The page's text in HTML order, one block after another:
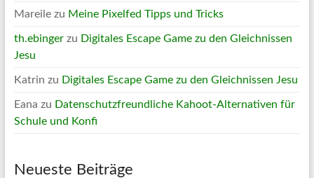
Mareilezu Meine Pixelfed Tipps und Tricks
th.ebingerzu Digitales Escape Game zu den Gleichnissen
Jesu
Katrin zu Digitales Escape Game zu den Gleichnissen Jesu
Eana zu Datenschutzfreundliche Kahoot-Alternativen für
Schule und Konfi
Neueste Beiträge